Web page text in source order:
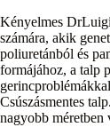
Kényelmes
számára, akik
poliuretánból és
formájához, a talp
Csúszásmentes
nagyobb méretben